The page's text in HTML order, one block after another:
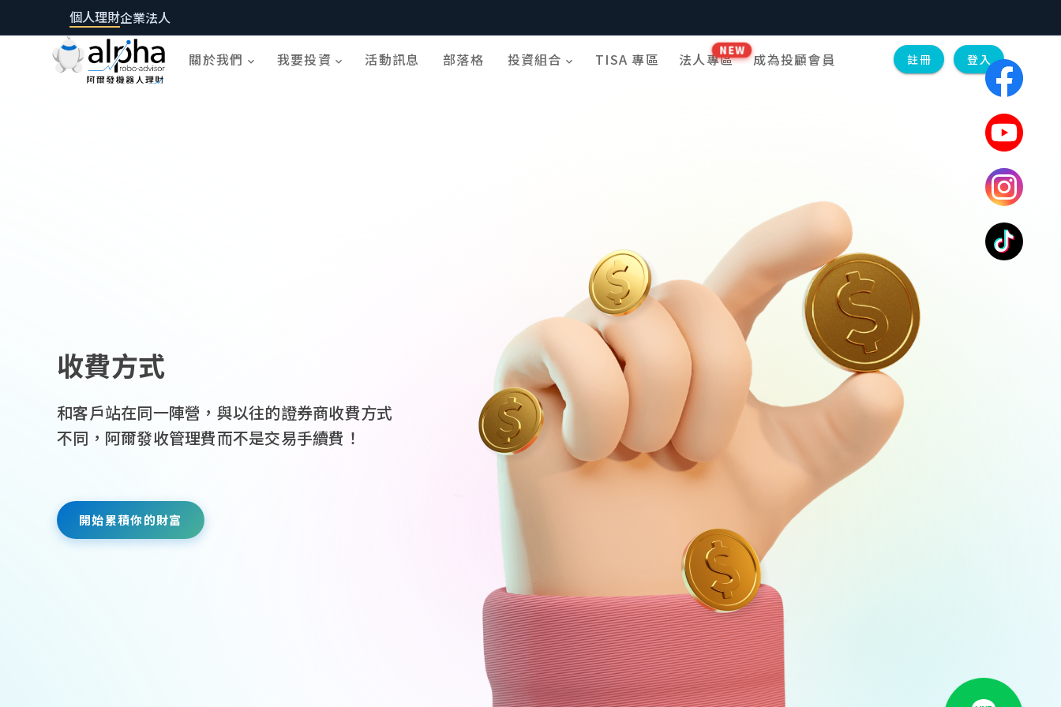
個人理財企業法人
關於我們 expand_more 我要投資 expand_more 活動訊息 部落格 投資組合 expand_more TISA 專區
NEW
法人專區 成為投顧會員 註冊 登入
收費方式
和客戶站在同一陣營， 與以往的證券商收費方式
不同， 阿爾發收管理費而不是交易手續費！
開始累積你的財富